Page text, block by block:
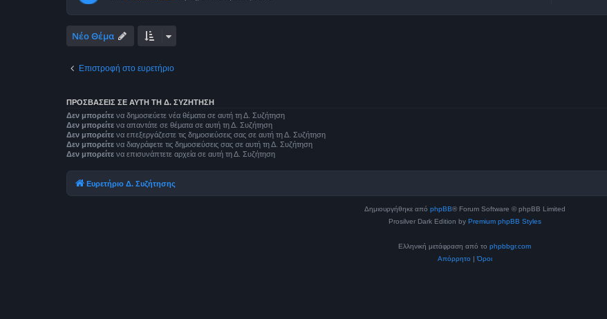
Νέο Θέμα
Επιστροφή στο ευρετήριο
ΠΡΟΣΒΆΣΕΙΣ ΣΕ ΑΥΤΉ ΤΗ Δ. ΣΥΖΉΤΗΣΗ
Δεν μπορείτε να δημοσιεύετε νέα θέματα σε αυτή τη Δ. Συζήτηση
Δεν μπορείτε να απαντάτε σε θέματα σε αυτή τη Δ. Συζήτηση
Δεν μπορείτε να επεξεργάζεστε τις δημοσιεύσεις σας σε αυτή τη Δ. Συζήτηση
Δεν μπορείτε να διαγράφετε τις δημοσιεύσεις σας σε αυτή τη Δ. Συζήτηση
Δεν μπορείτε να επισυνάπτετε αρχεία σε αυτή τη Δ. Συζήτηση
Ευρετήριο Δ. Συζήτησης
Δημιουργήθηκε από phpBB® Forum Software © phpBB Limited
Prosilver Dark Edition by Premium phpBB Styles
Ελληνική μετάφραση από το phpbbgr.com
Απόρρητο |Όροι